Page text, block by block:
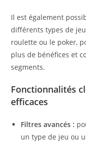
Il est également
différents types de
roulette ou le poker,
plus de bénéfices et
segments.
Fonctionnalités
efficaces
Filtres avancés :
un type de jeu ou